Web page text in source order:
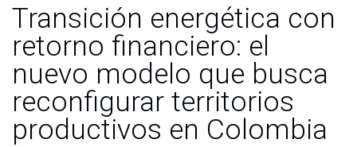
Transición energética con
retorno financiero: el
nuevo modelo que busca
reconfigurar territorios
productivos en Colombia